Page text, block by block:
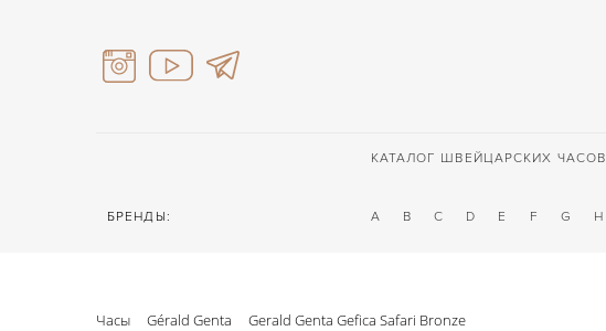
КАТАЛОГ ШВЕЙЦАРСКИХ ЧАСОВ
БРЕНДЫ: A B C D E F G H
Часы Gérald Genta Gerald Genta Gefica Safari Bronze